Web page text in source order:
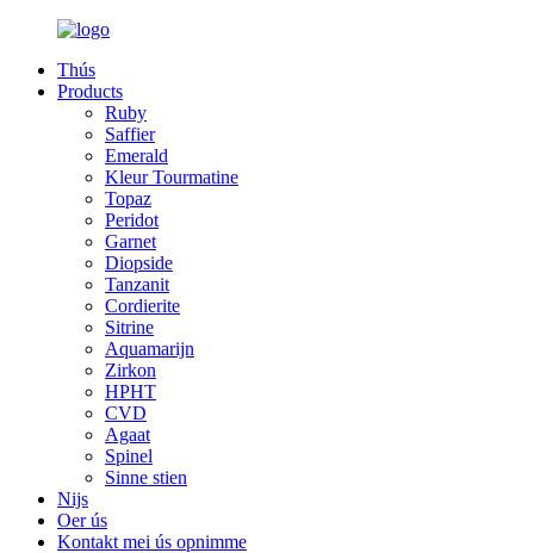
Thús
Products
Ruby
Saffier
Emerald
Kleur Tourmatine
Topaz
Peridot
Garnet
Diopside
Tanzanit
Cordierite
Sitrine
Aquamarijn
Zirkon
HPHT
CVD
Agaat
Spinel
Sinne stien
Nijs
Oer ús
Kontakt mei ús opnimme